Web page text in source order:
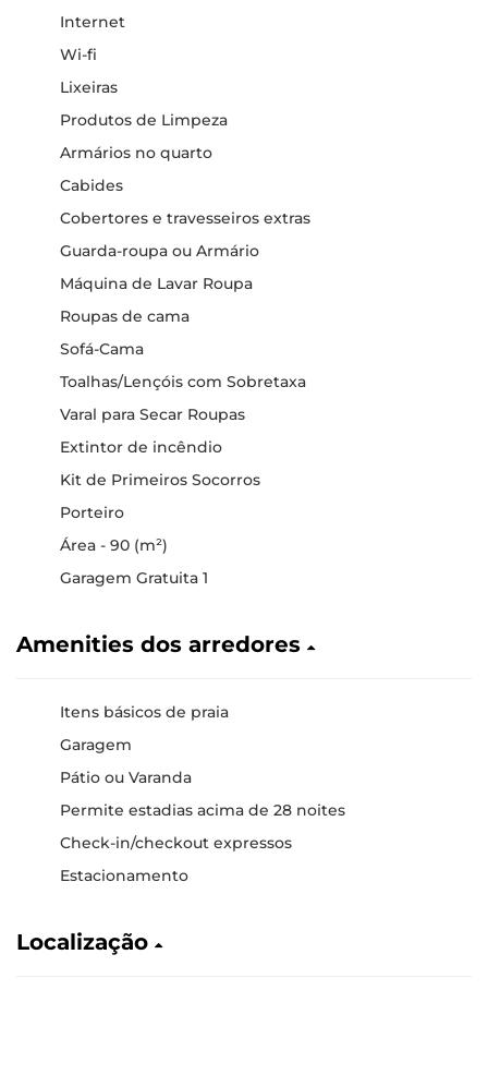
Internet
Wi-fi
Lixeiras
Produtos de Limpeza
Armários no quarto
Cabides
Cobertores e travesseiros extras
Guarda-roupa ou Armário
Máquina de Lavar Roupa
Roupas de cama
Sofá-Cama
Toalhas/Lençóis com Sobretaxa
Varal para Secar Roupas
Extintor de incêndio
Kit de Primeiros Socorros
Porteiro
Área - 90 (m²)
Garagem Gratuita 1
Amenities dos arredores
Itens básicos de praia
Garagem
Pátio ou Varanda
Permite estadias acima de 28 noites
Check-in/checkout expressos
Estacionamento
Localização